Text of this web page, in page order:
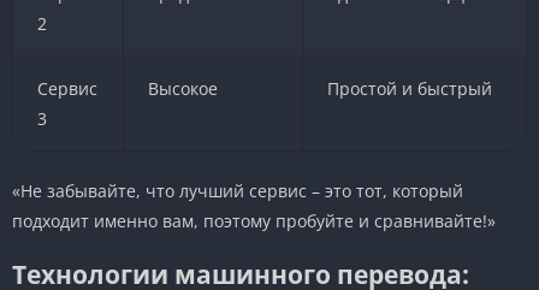
2
Сервис
3
Высокое Простой и быстрый
«Не забывайте, что лучший сервис – это тот, который
подходит именно вам, поэтому пробуйте и сравнивайте!»
Технологии машинного перевода: